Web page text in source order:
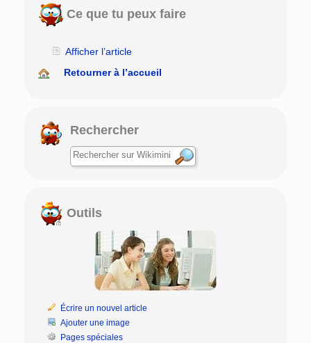
Ce que tu peux faire
Afficher l’article
Retourner à l’accueil
Rechercher
Outils
Écrire un nouvel article
Ajouter une image
Pages spéciales